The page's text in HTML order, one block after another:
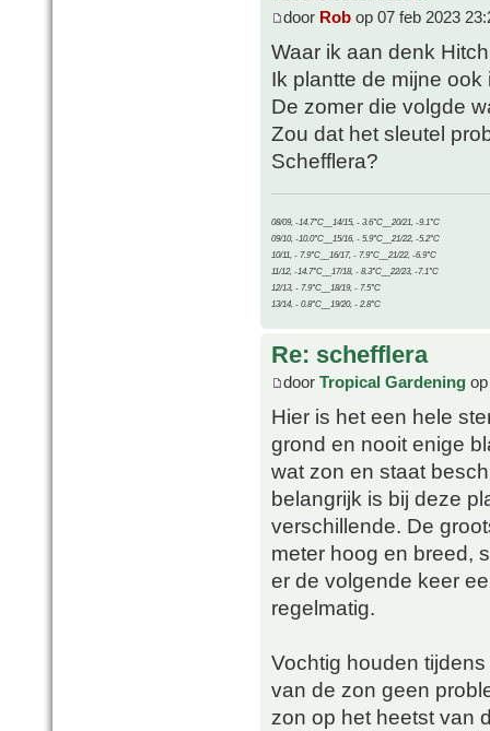
door Rob op 07 feb 2023
Waar ik aan denk
Ik plantte de mijne
De zomer die volgde
Zou dat het sleutel
Schefflera?
08/09, -14.7°C__14/15, - 3.6°C__20/21, -9.1°C
09/10, -10.0°C__15/16, - 5.9°C__21/22, -5.2°C
10/11, - 7.9°C__16/17, - 7.9°C__21/22, -6.9°C
11/12, -14.7°C__17/18, - 8.3°C__22/23, -7.1°C
12/13, - 7.9°C__18/19, - 7.5°C
13/14, - 0.8°C__19/20, - 2.8°C
Re: schefflera
door Tropical Gardening
Hier is het een hele
grond en nooit enige
wat zon en staat
belangrijk is bij deze
verschillende. De
meter hoog en breed,
er de volgende keer
regelmatig.
Vochtig houden
van de zon geen
zon op het heetst van